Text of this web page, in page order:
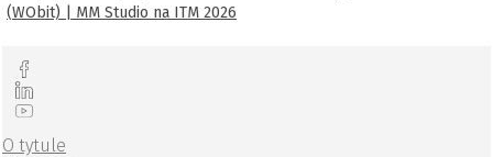
(WObit) | MM Studio na ITM 2026
O tytule